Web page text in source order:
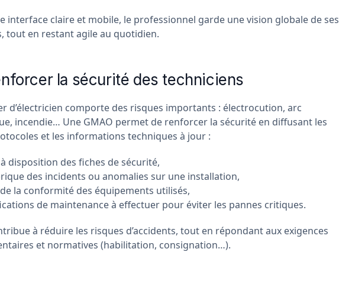
interface claire et mobile, le professionnel garde une vision globale de ses
tout en restant agile au quotidien.
la sécurité des techniciens
d’électricien comporte des risques importants : électrocution, arc
incendie… Une GMAO permet de renforcer la sécurité en diffusant les
et les informations techniques à jour :
disposition des fiches de sécurité,
des incidents ou anomalies sur une installation,
la conformité des équipements utilisés,
de maintenance à effectuer pour éviter les pannes critiques.
à réduire les risques d’accidents, tout en répondant aux exigences
et normatives (habilitation, consignation…).